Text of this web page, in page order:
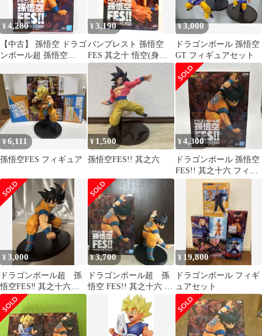
¥4,280
【中古】 孫悟空 ドラゴ
ンボール超 孫悟空
ュア
¥3,190
バンプレスト 孫悟空
FES 其之十 悟空(身勝
手の極意 兆)
¥3,000
ドラゴンボール 孫悟空
GT フィギュアセット
¥6,111
孫悟空FES フィギュア
¥ 1,500
孫悟空FES!! 其之六
¥4,300
ドラゴンボール 孫悟空
FES!! 其之十六 フィギ
ュア 孫悟空
¥3,000
ドラゴンボール超 孫
悟空FES‼︎ 其之十六
フィギュア
¥3,700
ドラゴンボール超 孫
悟空 FES!! 其之十六 フ
¥ 19,800
ドラゴンボール フィギ
ュアセット